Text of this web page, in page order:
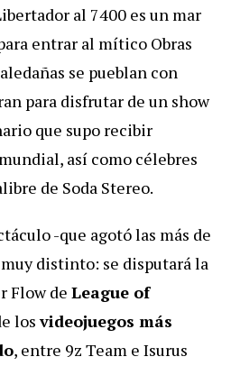
al 7400 es un mar
entrar al mítico Obras
se pueblan con
para disfrutar de un show
que supo recibir
así como célebres
de Soda Stereo.
-que agotó las más de
distinto: se disputará la
Flow de League of
losvideojuegos más
, entre 9z Team e Isurus